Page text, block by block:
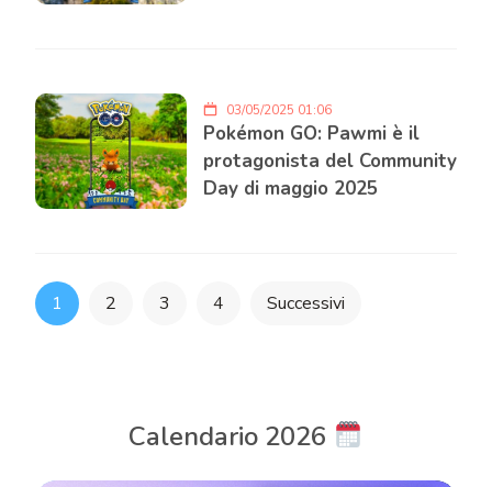
03/05/2025 01:06
Pokémon GO: Pawmi è il
protagonista del Community
Day di maggio 2025
Paginazione
1 2 3 4 Successivi
Calendario 2026